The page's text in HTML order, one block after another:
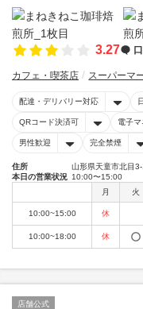
3.27
カフェ・喫茶店 スーパーマ
配達・デリバリー対応
QRコード決済可 電子
男性歓迎 完全禁煙
住所
山形県天童市北目3-
本日の営業状況 10:00〜15:00
月
火
10:00~15:00 休
10:00~18:00 休
店舗公式